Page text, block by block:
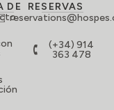
DE
RESERVAS
(+34) 914
363 478